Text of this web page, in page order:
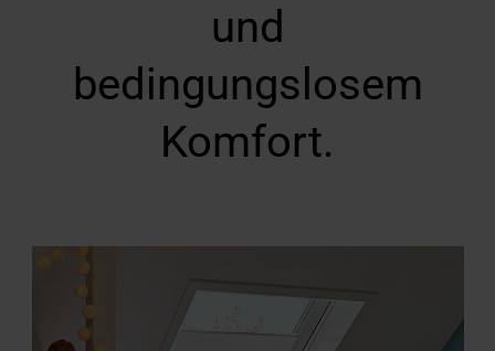
und
bedingungslosem
Komfort.